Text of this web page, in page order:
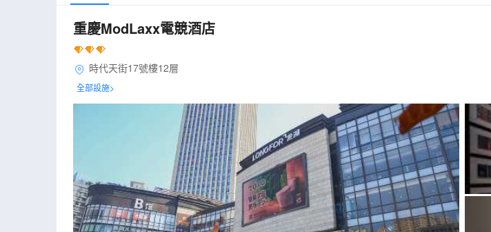
重慶ModLaxx電競酒店
時代天街17號樓12層
全部設施>